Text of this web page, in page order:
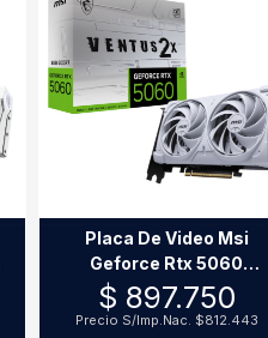
Placa De Video Msi
Geforce Rtx 5060
Ventus 2X Oc White
8Gb Gddr7
$ 897.750
Precio S/Imp.Nac. $812.443